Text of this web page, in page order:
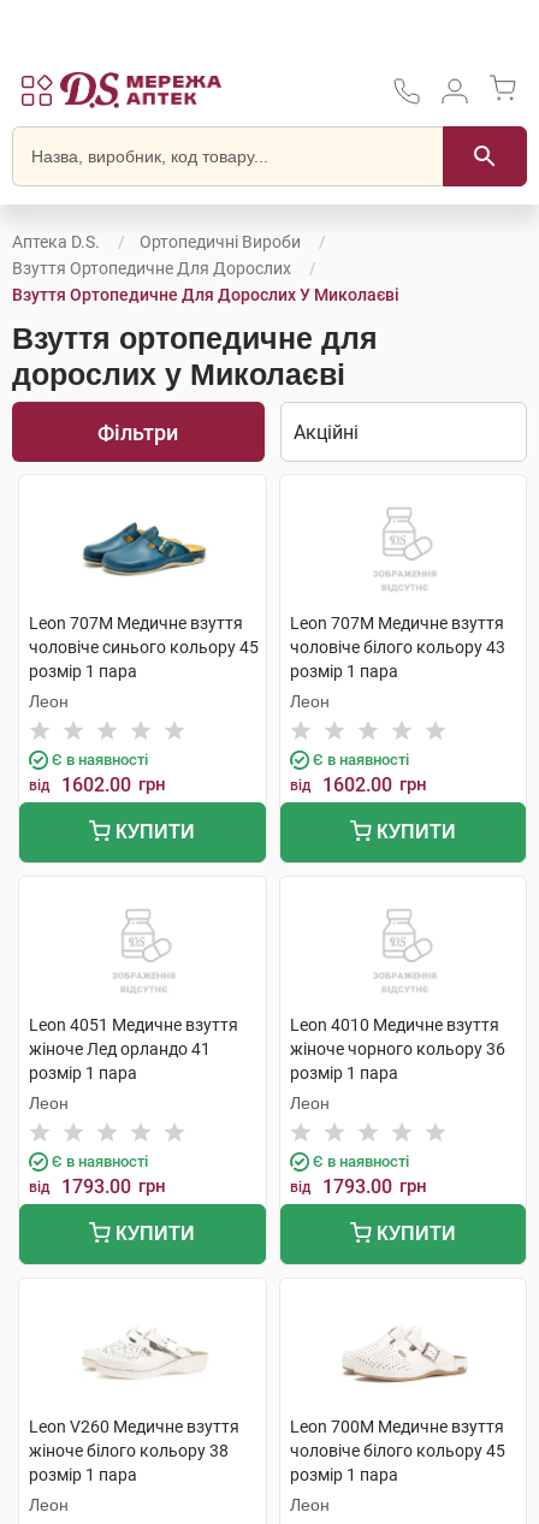
Аптека D.S.
Ортопедичні Вироби
Взуття Ортопедичне Для Дорослих
Взуття Ортопедичне Для Дорослих У Миколаєві
Взуття ортопедичне для
дорослих у Миколаєві
Фільтри
Leon 707M Медичне взуття
чоловіче синього кольору 45
розмір 1 пара
Леон
Є в наявності
від 1602.00 грн
КУПИТИ
Leon 707M Медичне взуття
чоловіче білого кольору 43
розмір 1 пара
Леон
Є в наявності
від 1602.00 грн
КУПИТИ
Leon 4051 Медичне взуття
жіноче Лед орландо 41
розмір 1 пара
Леон
Є в наявності
від 1793.00 грн
КУПИТИ
Leon 4010 Медичне взуття
жіноче чорного кольору 36
розмір 1 пара
Леон
Є в наявності
від 1793.00 грн
КУПИТИ
Leon V260 Медичне взуття
жіноче білого кольору 38
розмір 1 пара
Леон
Leon 700M Медичне взуття
чоловіче білого кольору 45
розмір 1 пара
Леон